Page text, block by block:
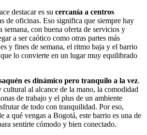
destacar es su cercanía a centros
de oficinas. Eso significa que siempre hay
semana, con buena oferta de servicios y
a ser caótico como otras partes más
y fines de semana, el ritmo baja y el barrio
lo convierte en un lugar muy equilibrado
es dinámico pero tranquilo a la vez.
cultural al alcance de la mano, la comodidad
de trabajo y el plus de un ambiente
de todo con tranquilidad. Por eso,
a qué vengas a Bogotá, este barrio es una de
sentirte cómodo y bien conectado.